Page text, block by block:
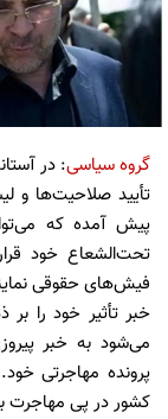
گروه سیاسی: در
تأیید صلاحیت‌ها
پیش آمده که
تحت‌الشعاع خود
فیش‌های حقوقی
خبر تأثیر خود را
می‌شود به خبر
پرونده مهاجرتی
کشور در پی مهاجرت